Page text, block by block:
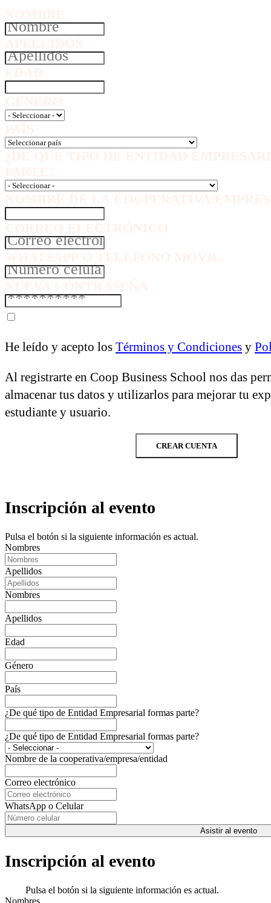
He leído y acepto los Términos y Condiciones y
Al registrarte en Coop Business School nos das
almacenar tus datos y utilizarlos para mejorar tu
estudiante y usuario.
CREAR CUENTA
Inscripción al evento
Pulsa el botón si la siguiente información es actual.
Nombres
Apellidos
Nombres
Apellidos
Edad
Género
País
¿De qué tipo de Entidad Empresarial formas parte?
¿De qué tipo de Entidad Empresarial formas parte?
Nombre de la cooperativa/empresa/entidad
Correo electrónico
WhatsApp o Celular
Asistir al evento
Inscripción al evento
Pulsa el botón si la siguiente información es actual.
Nombres